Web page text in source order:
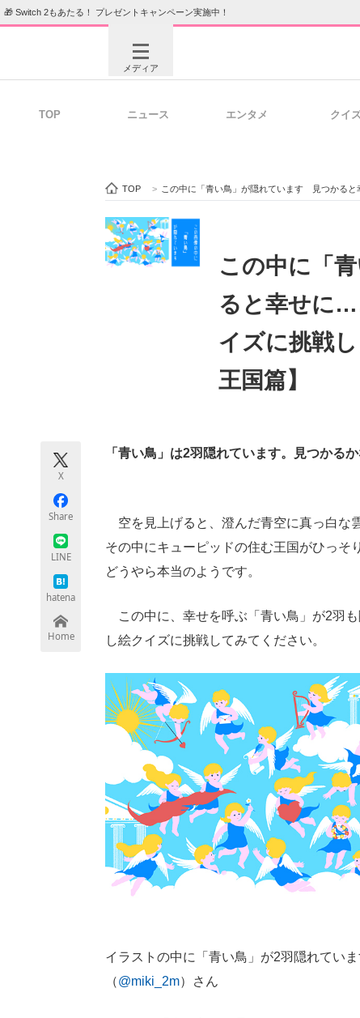
🎁 Switch 2もあたる！ プレゼントキャンペーン実施中！
メディア
ビジネスと働き方のヒント
ITエンジニア向け専門サイト 企業向けIT
モノづくり技術者専門サイト
ちょっと気になるネットの話題
TOP ニュース エンタメ クイ
TOP > この中に「青い鳥」が隠れています 見つかると幸
この中に「
ると幸せに
イズに挑戦
王国篇】
X
Share
LINE
hatena
Home
「青い鳥」は2羽隠れています。見つかる
空を見上げると、澄んだ青空に真っ白な
その中にキューピッドの住む王国がひっ
どうやら本当のようです。
この中に、幸せを呼ぶ「青い鳥」が2羽
し絵クイズに挑戦してみてください。
イラストの中に「青い鳥」が2羽隠れてい
（@miki_2m）さん